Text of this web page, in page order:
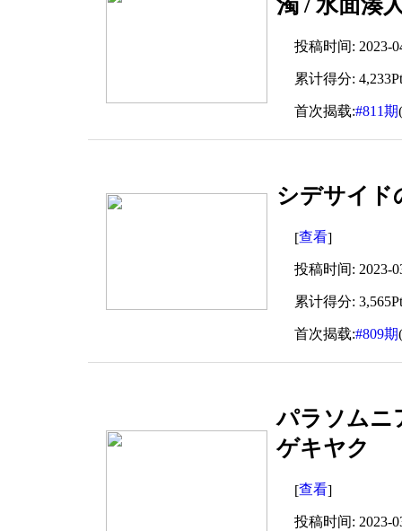
濁 / 水面湊
投稿时间: 2023-
累计得分:
首次揭载:#811期
シデサイド
[查看]
投稿时间: 2023-
累计得分:
首次揭载:#809期
パラソムニ
ゲキヤク
[查看]
投稿时间: 2023-